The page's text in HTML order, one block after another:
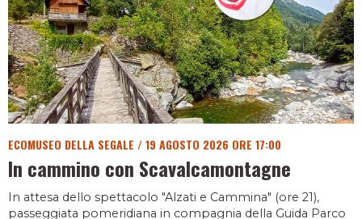
ECOMUSEO DELLA SEGALE /19 AGOSTO 2026 ORE 17:00
In cammino con Scavalcamontagne
In attesa dello spettacolo "Alzati e Cammina" (ore 21),
passeggiata pomeridiana in compagnia della Guida Parco